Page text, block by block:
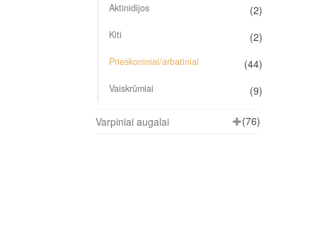
Aktinidijos (2)
Kiti (2)
Prieskoniniai/arbatiniai (44)
Vaiskrūmiai (9)
Varpiniai augalai (76)